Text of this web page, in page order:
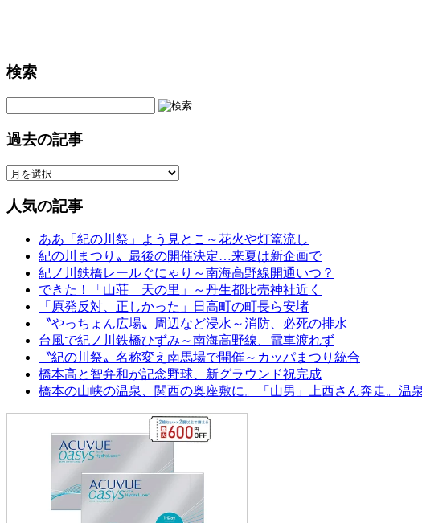
検索
過去の記事
人気の記事
ああ「紀の川祭」よう見とこ～花火や灯篭流し
紀の川まつり〟最後の開催決定…来夏は新企画で
紀ノ川鉄橋レールぐにゃり～南海高野線開通いつ？
できた！「山荘 天の里」～丹生都比売神社近く
「原発反対、正しかった」日高町の町長ら安堵
〝やっちょん広場〟周辺など浸水～消防、必死の排水
台風で紀ノ川鉄橋ひずみ～南海高野線、電車渡れず
〝紀の川祭〟名称変え南馬場で開催～カッパまつり統合
橋本高と智弁和が記念野球、新グラウンド祝完成
橋本の山峡の温泉、関西の奥座敷に。「山男」上西さん奔走。温